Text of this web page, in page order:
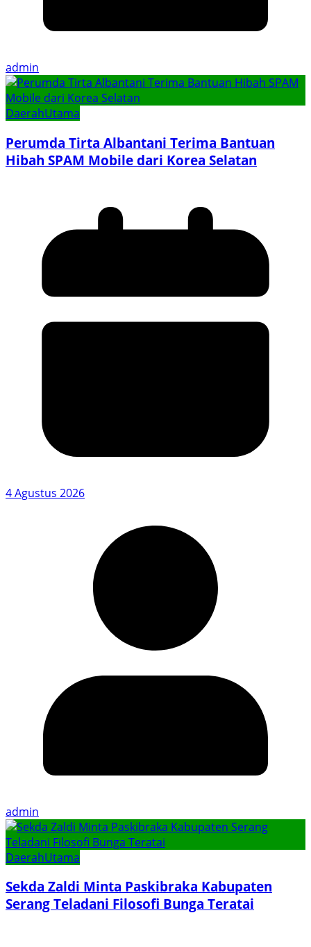
admin
DaerahUtama
Perumda Tirta Albantani Terima Bantuan
Hibah SPAM Mobile dari Korea Selatan
4 Agustus 2026
admin
DaerahUtama
Sekda Zaldi Minta Paskibraka Kabupaten
Serang Teladani Filosofi Bunga Teratai